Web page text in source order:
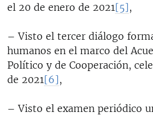
el 20 de enero de 2021[5],
– Visto el tercer diálogo
humanos en el marco del
Político y de Cooperación,
de 2021[6],
– Visto el examen periódico